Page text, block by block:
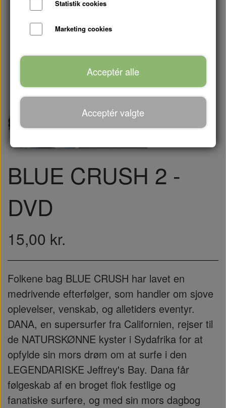
BLUE CRUSH 2 -
DVD
15,00 kr.
Folkene bag BLUE CRUSH har lavet en
medrivende efterfølger, som handler om sjove
oplevelser, venskab, og alletiders eventyr.
DANA, en supersurfer fra Californien, rejser til
de NATURSKØNNE kyster i Sydafrika for at
opfylde sin mors drøm om at surfe i den
LEGENDARISKE Jeffrey's Bay. Dana får
følgeskab af en broget flok festlige og
fanatiske surfere, og med sin mors dagbog
Statistik cookies
Marketing cookies
Acceptér alle
Acceptér valgte